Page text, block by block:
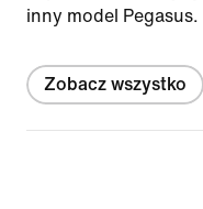
inny model Pegasus.
Zobacz wszystko